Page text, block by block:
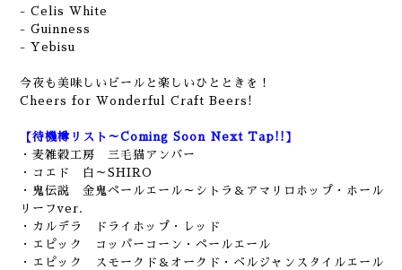
- Celis White
- Guinness
- Yebisu
今夜も美味しいビールと楽しいひとときを！
Cheers for Wonderful Craft Beers!
【待機樽リスト～Coming Soon Next Tap!!】
・麦雑穀工房 三毛猫アンバー
・コエド 白～SHIRO
・鬼伝説 金鬼ペールエール～シトラ＆アマリロホップ・ホール
リーフver.
・カルデラ ドライホップ・レッド
・エピック コッパーコーン・ペールエール
・エピック スモークド＆オークド・ベルジャンスタイルエール